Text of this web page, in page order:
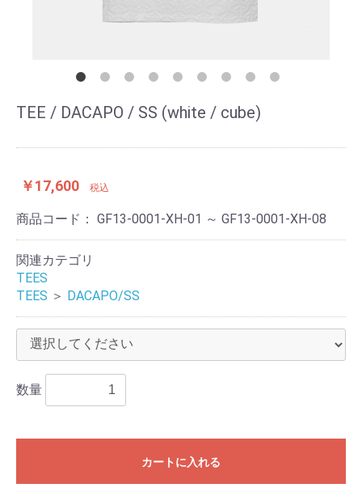
TEE / DACAPO / SS (white / cube)
￥17,600 税込
商品コード： GF13-0001-XH-01 ～ GF13-0001-XH-08
関連カテゴリ
TEES
TEES ＞ DACAPO/SS
数量
カートに入れる
お買い物を続ける
カートへ進む